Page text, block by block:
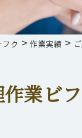
ク >作業実績 >
業ビ